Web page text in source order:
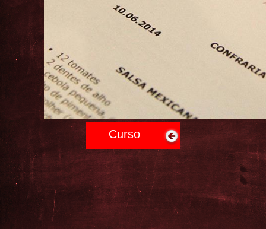
Curso